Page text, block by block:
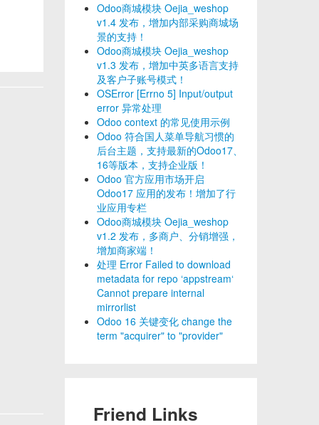
Odoo商城模块 Oejia_weshop
v1.4 发布，增加内部采购商城场
景的支持！
Odoo商城模块 Oejia_weshop
v1.3 发布，增加中英多语言支持
及客户子账号模式！
OSError [Errno 5] Input/output
error 异常处理
Odoo context 的常见使用示例
Odoo 符合国人菜单导航习惯的
后台主题，支持最新的Odoo17、
16等版本，支持企业版！
Odoo 官方应用市场开启
Odoo17 应用的发布！增加了行
业应用专栏
Odoo商城模块 Oejia_weshop
v1.2 发布，多商户、分销增强，
增加商家端！
处理 Error Failed to download
metadata for repo ‘appstream‘
Cannot prepare internal
mirrorlist
Odoo 16 关键变化 change the
term "acquirer" to "provider"
Friend Links